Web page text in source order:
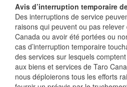
Avis d’interruption temporaire
Des interruptions de service
raisons qui peuvent ou pas
Canada ou avoir été portées ou
cas d’interruption temporaire
des services sur lesquels
aux biens et services de Taro
nous déploierons tous les efforts